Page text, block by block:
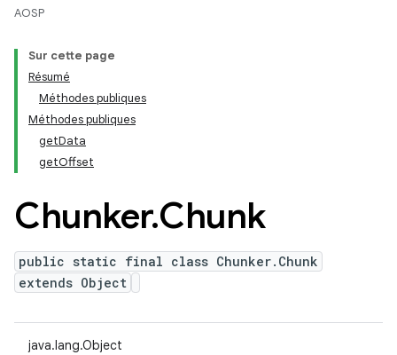
AOSP
Sur cette page
Résumé
Méthodes publiques
Méthodes publiques
getData
getOffset
Chunker.Chunk
public static final class Chunker.Chunk
extends Object
java.lang.Object